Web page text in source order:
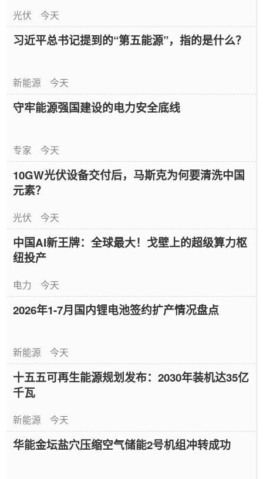
光伏 今天
习近平总书记提到的“第五能源”，指的是什么？
新能源 今天
守牢能源强国建设的电力安全底线
专家 今天
10GW光伏设备交付后，马斯克为何要清洗中国
元素？
光伏 今天
中国AI新王牌：全球最大！戈壁上的超级算力枢
纽投产
电力 今天
2026年1-7月国内锂电池签约扩产情况盘点
新能源 今天
十五五可再生能源规划发布：2030年装机达35亿
千瓦
新能源 今天
华能金坛盐穴压缩空气储能2号机组冲转成功